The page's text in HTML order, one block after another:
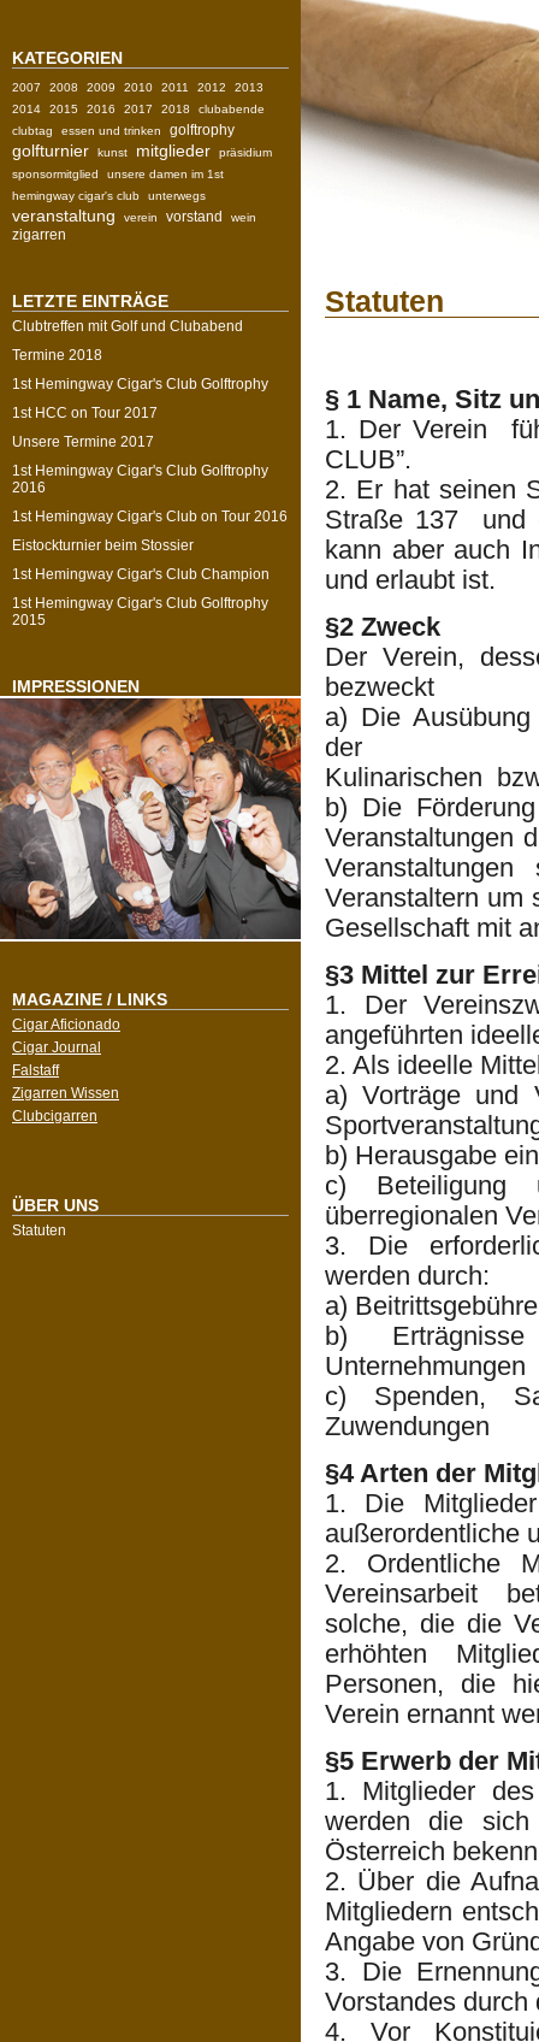
KATEGORIEN
2007 2008 2009 2010 2011 2012
2013
2014
2015 2016 2017 2018
clubabende
clubtag
essen und trinken golftrophy
golfturnier kunst mitglieder
präsidium
sponsormitglied
unsere damen im 1st
hemingway cigar's club
unterwegs
veranstaltung verein vorstand wein
zigarren
LETZTE EINTRÄGE
Clubtreffen mit Golf und Clubabend
Termine 2018
1st Hemingway Cigar's Club Golftrophy
1st HCC on Tour 2017
Unsere Termine 2017
1st Hemingway Cigar's Club Golftrophy
2016
1st Hemingway Cigar's Club on Tour 2016
Eistockturnier beim Stossier
1st Hemingway Cigar's Club Champion
1st Hemingway Cigar's Club Golftrophy
2015
IMPRESSIONEN
MAGAZINE / LINKS
Cigar Aficionado
Cigar Journal
Falstaff
Zigarren Wissen
Clubcigarren
ÜBER UNS
Statuten
Statuten
§ 1 Name, Sitz
1. Der Verein
CLUB”.
2. Er hat seinen
Straße 137 und
kann aber auch
und erlaubt ist.
§2 Zweck
Der Verein,
bezweckt
a) Die
der
Kulinarischen
b) Die
Veranstaltungen
Veranstaltern um
Gesellschaft mit
§3 Mittel zur
1. Der
angeführten
2. Als ideelle
a) Vorträge und
b) Herausgabe
c) Beteiligung
überregionalen
3. Die
werden durch:
a)
b) Erträgnisse
Unternehmungen
c) Spenden,
Zuwendungen
§4 Arten der
1. Die
außerordentliche
2. Ordentliche
Vereinsarbeit
solche, die die
erhöhten
Personen, die
Verein ernannt
§5 Erwerb der
1. Mitglieder
werden die
Österreich
2. Über die
Mitgliedern
Angabe von
3. Die
Vorstandes durch
4. Vor